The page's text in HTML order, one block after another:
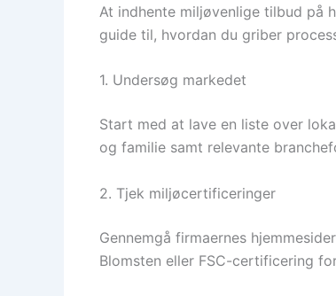
At indhente miljøvenlige tilbud på
guide til, hvordan du griber
1. Undersøg markedet
Start med at lave en liste over
og familie samt relevante
2. Tjek miljøcertificeringer
Gennemgå firmaernes
Blomsten eller FSC-certificering